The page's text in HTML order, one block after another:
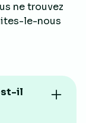
ne trouvez
le-nous
il